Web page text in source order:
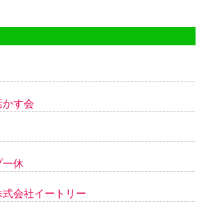
す会
一休
会社イートリー